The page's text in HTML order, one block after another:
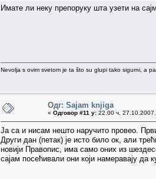
Имате ли неку препоруку шта узети на
Nevolja s ovim svetom je ta što su glupi tako sigurni, a
Одг: Sajam knjiga
« Одговор #11 у: 22.00 ч.
Ја са и нисам нешто наручито провео.
Други дан (петак) је исто било ок, али
новији Правопис, има само оних из
сајам посећивали они који намеравају да